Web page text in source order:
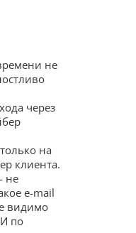
не
через
на
клиента.
не
e-mail
видимо
по